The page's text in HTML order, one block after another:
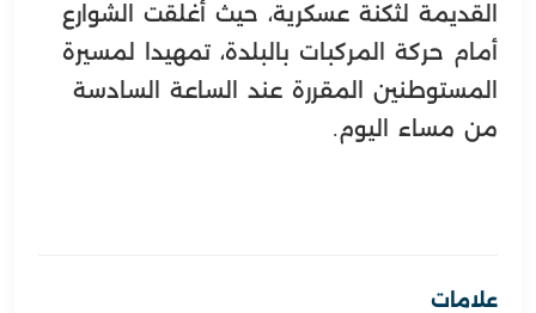
القديمة لثكنة عسكرية، حيث أغلقت الشوارع
أمام حركة المركبات بالبلدة، تمهيدا لمسيرة
المستوطنين المقررة عند الساعة السادسة
من مساء اليوم.
علامات